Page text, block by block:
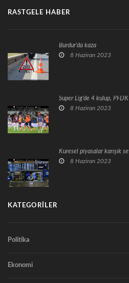
RASTGELE HABER
Burdur'da kaza
8 Haziran 2023
Süper Lig'de 4 kulüp,
8 Haziran 2023
Küresel piyasalar karışık
8 Haziran 2023
KATEGORILER
Politika
Ekonomi